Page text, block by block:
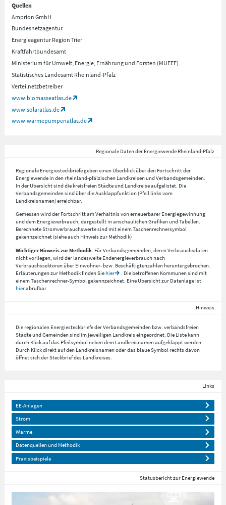
Quellen
Amprion GmbH
Bundesnetzagentur
Energieagentur Region Trier
Kraftfahrtbundesamt
Ministerium für Umwelt, Energie, Ernährung und Forsten (MUEEF)
Statistisches Landesamt Rheinland-Pfalz
Verteilnetzbetreiber
www.biomasseatlas.de
www.solaratlas.de
www.wärmepumpenatlas.de
Regionale Daten der Energiewende Rheinland-Pfalz
Regionale Energiesteckbriefe geben einen Überblick über den Fortschritt der
Energiewende in den rheinland-pfälzischen Landkreisen und Verbandsgemeinden.
In der Übersicht sind die kreisfreien Städte und Landkreise aufgelistet. Die
Verbandsgemeinden sind über die Ausklappfunktion (Pfeil links vom
Landkreisnamen) erreichbar.
Gemessen wird der Fortschritt am Verhältnis von erneuerbarer Energiegewinnung
und dem Energieverbrauch, dargestellt in anschaulichen Grafiken und Tabellen.
Berechnete Stromverbrauchswerte sind mit einem Taschenrechnersymbol
gekennzeichnet (siehe auch Hinweis zur Methodik)
Wichtiger Hinweis zur Methodik: Für Verbandsgemeinden, deren Verbrauchsdaten
nicht vorliegen, wird der landesweite Endenergieverbrauch nach
Verbrauchssektoren über Einwohner- bzw. Beschäftigtenzahlen heruntergebrochen.
Erläuterungen zur Methodik finden Siehier
. Die betroffenen Kommunen sind mit
einem Taschenrechner-Symbol gekennzeichnet. Eine Übersicht zur Datenlage ist
hierabrufbar.
Hinweis
Die regionalen Energiesteckbriefe der Verbandsgemeinden bzw. verbandsfreien
Städte und Gemeinden sind im jeweiligen Landkreis eingeordnet. Die Liste kann
durch Klick auf das Pfeilsymbol neben dem Landkreisnamen aufgeklappt werden.
Durch Klick direkt auf den Landkreisnamen oder das blaue Symbol rechts davon
öffnet sich der Steckbrief des Landkreises.
Links
EE-Anlagen
Strom
Wärme
Datenquellen und Methodik
Praxisbeispiele
Statusbericht zur Energiewende